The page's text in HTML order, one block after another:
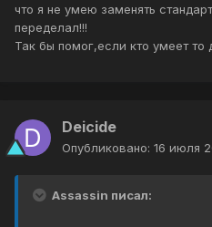
что я не умею заменять
переделал!!!
Так бы помог,если кто умеет то
Deicide
Опубликовано: 16 июля
Assassin писал: